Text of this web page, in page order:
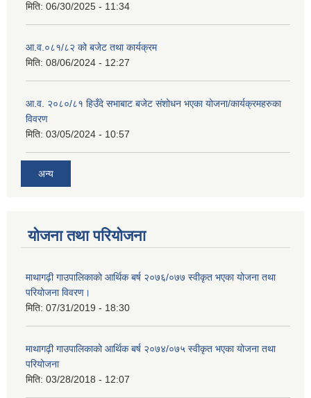
मिति: 06/30/2025 - 11:34
आ.व.०८१/८२ को बजेट तथा कार्यक्रम
मिति: 08/06/2024 - 12:27
आ.व. २०८०/८१ हिउँदे सभाबाट बजेट संशोधन भएका योजना/कार्यक्रमहरुका
विवरण
मिति: 03/05/2024 - 10:57
अन्य
योजना तथा परियोजना
माथागढ़ी गाउपालिकाको आर्थिक बर्ष २०७६/०७७ स्वीकृत भएका योजना तथा
परियोजना विवरण।
मिति: 07/31/2019 - 18:30
माथागढ़ी गाउपालिकाको आर्थिक बर्ष २०७४/०७५ स्वीकृत भएका योजना तथा
परियोजना
मिति: 03/28/2018 - 12:07